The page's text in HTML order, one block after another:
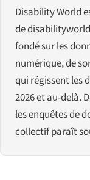
Disability World
de
fondé sur les
numérique, de
qui régissent les
2026 et au-delà.
les enquêtes de
collectif paraît